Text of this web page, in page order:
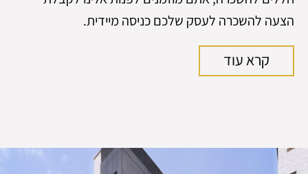
הצעה להשכרה לעסק שלכם כניסה מיידית.
קרא עוד